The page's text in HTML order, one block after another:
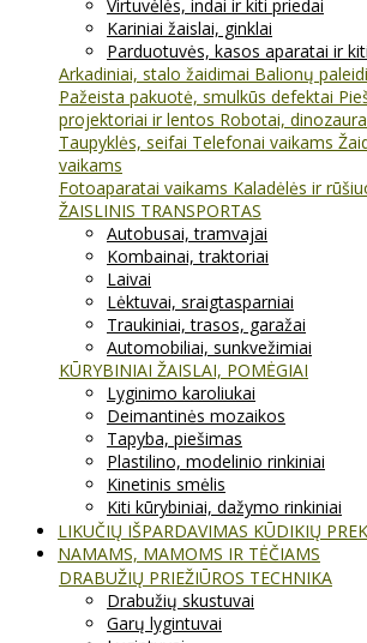
Virtuvėlės, indai ir kiti priedai
Kariniai žaislai, ginklai
Parduotuvės, kasos aparatai ir
Arkadiniai, stalo žaidimai Balionų
Pažeista pakuotė, smulkūs defektai
projektoriai ir lentos Robotai,
Taupyklės, seifai Telefonai vaikams
vaikams
Fotoaparatai vaikams Kaladėlės ir
ŽAISLINIS TRANSPORTAS
Autobusai, tramvajai
Kombainai, traktoriai
Laivai
Lėktuvai, sraigtasparniai
Traukiniai, trasos, garažai
Automobiliai, sunkvežimiai
KŪRYBINIAI ŽAISLAI, POMĖGIAI
Lyginimo karoliukai
Deimantinės mozaikos
Tapyba, piešimas
Plastilino, modelinio rinkiniai
Kinetinis smėlis
Kiti kūrybiniai, dažymo rinkiniai
LIKUČIŲ IŠPARDAVIMAS KŪDIKIŲ
NAMAMS, MAMOMS IR TĖČIAMS
DRABUŽIŲ PRIEŽIŪROS TECHNIKA
Drabužių skustuvai
Garų lygintuvai